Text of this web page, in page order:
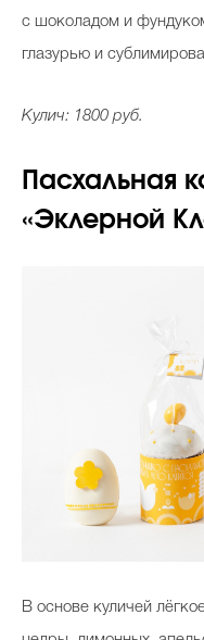
с шоколадом и
глазурью и
Кулич: 1800 руб.
Пасхальная
«Эклерной
В основе куличей